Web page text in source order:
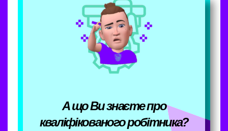
А що Ви знаєте про
кваліфікованого робітника?